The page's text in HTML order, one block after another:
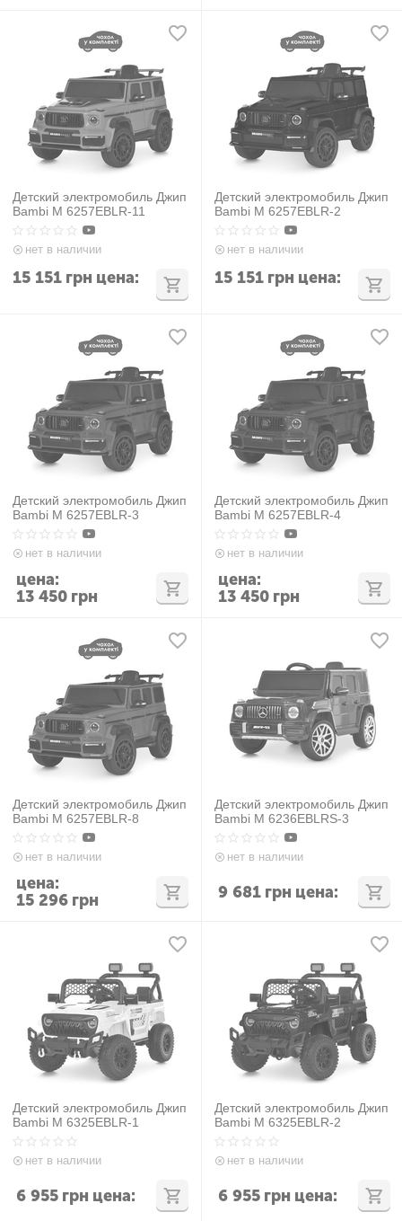
Детский электромобиль Джип
Bambi M 6257EBLR-11
нет в наличии
15 151 грн цена:
Детский электромобиль Джип
Bambi M 6257EBLR-2
нет в наличии
15 151 грн цена:
Детский электромобиль Джип
Bambi M 6257EBLR-3
нет в наличии
13 450 грн
цена:
Детский электромобиль Джип
Bambi M 6257EBLR-4
нет в наличии
13 450 грн
цена:
Детский электромобиль Джип
Bambi M 6257EBLR-8
нет в наличии
15 296 грн
цена:
Детский электромобиль Джип
Bambi M 6236EBLRS-3
нет в наличии
9 681 грн цена:
Детский электромобиль Джип
Bambi M 6325EBLR-1
нет в наличии
6 955 грн цена:
Детский электромобиль Джип
Bambi M 6325EBLR-2
нет в наличии
6 955 грн цена: